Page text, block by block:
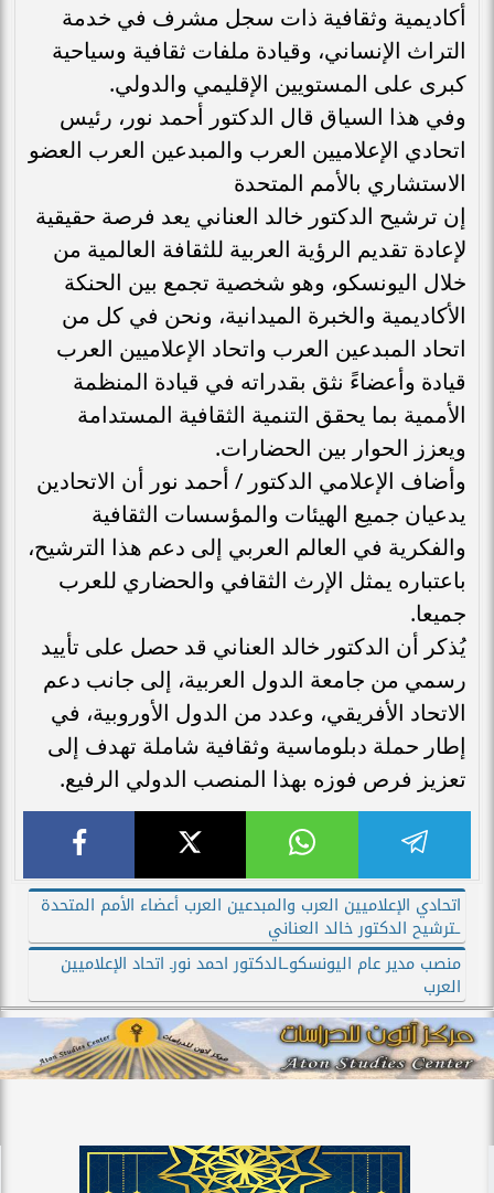
أكاديمية وثقافية ذات سجل مشرف في خدمة
التراث الإنساني، وقيادة ملفات ثقافية وسياحية
كبرى على المستويين الإقليمي والدولي.
وفي هذا السياق قال الدكتور أحمد نور، رئيس
اتحادي الإعلاميين العرب والمبدعين العرب العضو
الاستشاري بالأمم المتحدة
إن ترشيح الدكتور خالد العناني يعد فرصة حقيقية
لإعادة تقديم الرؤية العربية للثقافة العالمية من
خلال اليونسكو، وهو شخصية تجمع بين الحنكة
الأكاديمية والخبرة الميدانية، ونحن في كل من
اتحاد المبدعين العرب واتحاد الإعلاميين العرب
قيادة وأعضاءً نثق بقدراته في قيادة المنظمة
الأممية بما يحقق التنمية الثقافية المستدامة
ويعزز الحوار بين الحضارات.
وأضاف الإعلامي الدكتور / أحمد نور أن الاتحادين
يدعيان جميع الهيئات والمؤسسات الثقافية
والفكرية في العالم العربي إلى دعم هذا الترشيح،
باعتباره يمثل الإرث الثقافي والحضاري للعرب
جميعا.
يُذكر أن الدكتور خالد العناني قد حصل على تأييد
رسمي من جامعة الدول العربية، إلى جانب دعم
الاتحاد الأفريقي، وعدد من الدول الأوروبية، في
إطار حملة دبلوماسية وثقافية شاملة تهدف إلى
تعزيز فرص فوزه بهذا المنصب الدولي الرفيع.
اتحادي الإعلاميين العرب والمبدعين العرب أعضاء الأمم المتحدة
ـترشيح الدكتور خالد العناني
منصب مدير عام اليونسكوـالدكتور احمد نورـ اتحاد الإعلاميين
العرب